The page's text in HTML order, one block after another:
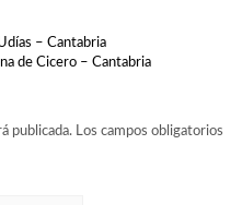
– Cantabria
de Cicero – Cantabria
publicada. Los campos obligatorios